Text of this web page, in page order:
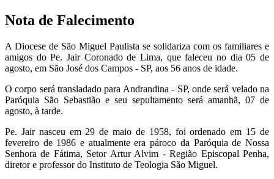
Nota de Falecimento
A Diocese de São Miguel Paulista se solidariza com os familiares e
amigos do Pe. Jair Coronado de Lima, que faleceu no dia 05 de
agosto, em São José dos Campos - SP, aos 56 anos de idade.
O corpo será transladado para Andrandina - SP, onde será velado na
Paróquia São Sebastião e seu sepultamento será amanhã, 07 de
agosto, à tarde.
Pe. Jair nasceu em 29 de maio de 1958, foi ordenado em 15 de
fevereiro de 1986 e atualmente era pároco da Paróquia de Nossa
Senhora de Fátima, Setor Artur Alvim - Região Episcopal Penha,
diretor e professor do Instituto de Teologia São Miguel.